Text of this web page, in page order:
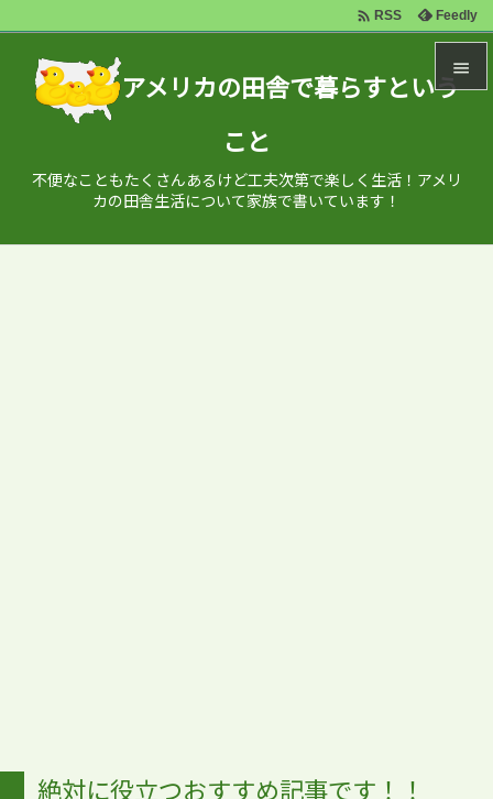


 RSS Feedly
アメリカの田舎で暮らすという
こと
不便なこともたくさんあるけど工夫次第で楽しく生活！アメリ
カの田舎生活について家族で書いています！
絶対に役立つおすすめ記事です！！